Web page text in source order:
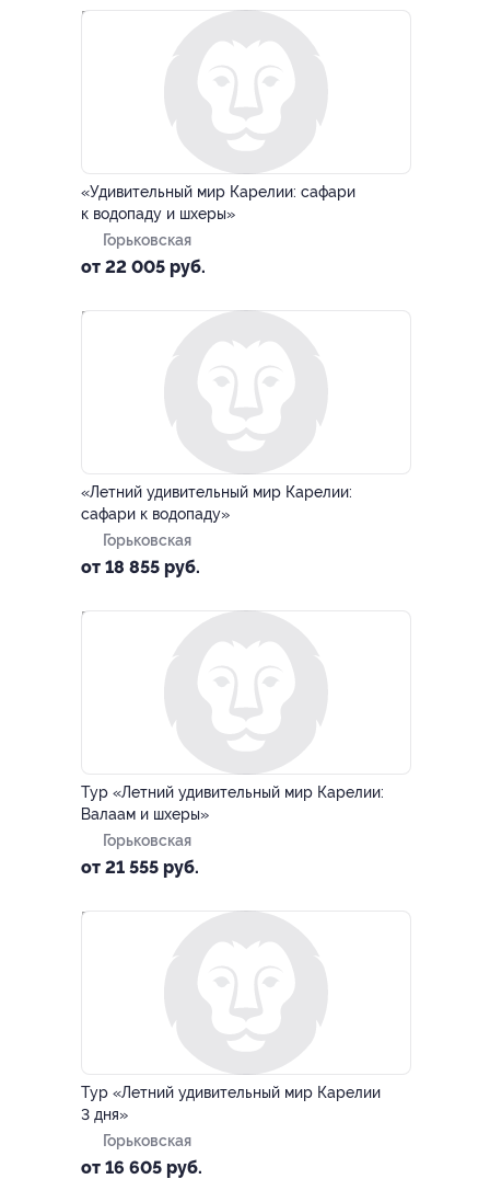
«Удивительный мир Карелии: сафари
к водопаду и шхеры»
Горьковская
от 22 005 руб.
«Летний удивительный мир Карелии:
сафари к водопаду»
Горьковская
от 18 855 руб.
Тур «Летний удивительный мир Карелии:
Валаам и шхеры»
Горьковская
от 21 555 руб.
Тур «Летний удивительный мир Карелии
3 дня»
Горьковская
от 16 605 руб.